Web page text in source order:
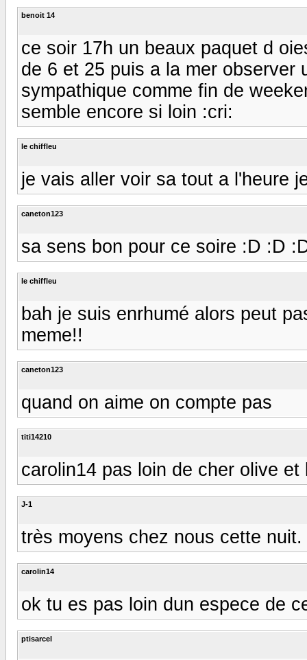
benoit 14
ce soir 17h un beaux paquet d
de 6 et 25 puis a la mer observer
sympathique comme fin de
semble encore si loin :cri:
le chiffleu
je vais aller voir sa tout a l'heure
caneton123
sa sens bon pour ce soire :D :D
le chiffleu
bah je suis enrhumé alors peut
meme!!
caneton123
quand on aime on compte pas
titi14210
carolin14 pas loin de cher olive et
J-1
très moyens chez nous cette
carolin14
ok tu es pas loin dun espece de
ptisarcel